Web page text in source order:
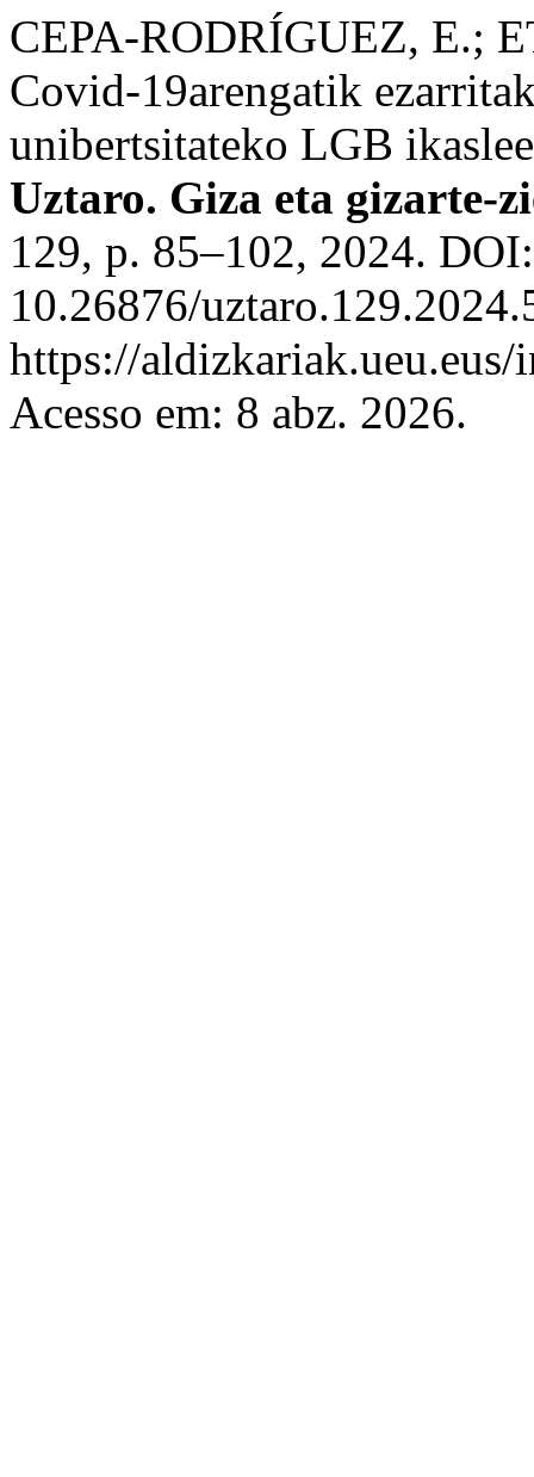
CEPA-RODRÍGUEZ, E.;
Covid-19arengatik
unibertsitateko LGB
Uztaro. Giza eta gizarte-
129, p. 85–102, 2024. DOI:
10.26876/
https://
Acesso em: 8 abz. 2026.